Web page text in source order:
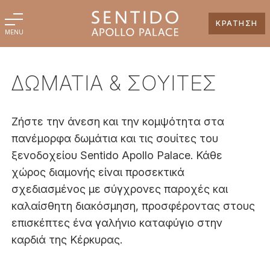
ΚΡΑΤΗΣΗ
MENU
ΔΩΜΑΤΙΑ & ΣΟΥΙΤΕΣ
Ζήστε την άνεση και την κομψότητα στα
πανέμορφα δωμάτια και τις σουίτες του
ξενοδοχείου Sentido Apollo Palace. Κάθε
χώρος διαμονής είναι προσεκτικά
σχεδιασμένος με σύγχρονες παροχές και
καλαίσθητη διακόσμηση, προσφέροντας στους
επισκέπτες ένα γαλήνιο καταφύγιο στην
καρδιά της Κέρκυρας.